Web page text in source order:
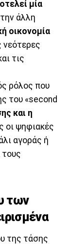
μία
άλλη
οικονομία
νεότερες
τις
ρόλος που
του «second
και η
οι ψηφιακές
αγοράς ή
των
της τάσης